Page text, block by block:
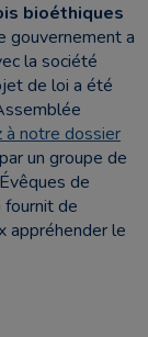
bioéthiques
gouvernement a
la société
de loi a été
à notre dossier
un groupe de
de
fournit de
appréhender le